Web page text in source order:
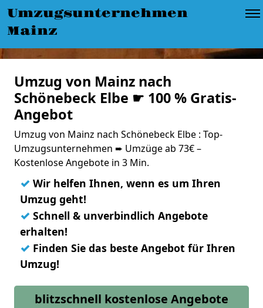
Umzugsunternehmen
Mainz
Umzug von Mainz nach
Schönebeck Elbe ☛ 100 % Gratis-
Angebot
Umzug von Mainz nach Schönebeck Elbe : Top-
Umzugsunternehmen ➨ Umzüge ab 73€ –
Kostenlose Angebote in 3 Min.
✓ Wir helfen Ihnen, wenn es um Ihren
Umzug geht!
✓ Schnell & unverbindlich Angebote
erhalten!
✓ Finden Sie das beste Angebot für Ihren
Umzug!
blitzschnell kostenlose Angebote